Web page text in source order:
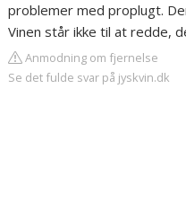
problemer med proplugt.
Vinen står ikke til at redde,
Anmodning om fjernelse
Se det fulde svar på jyskvin.dk